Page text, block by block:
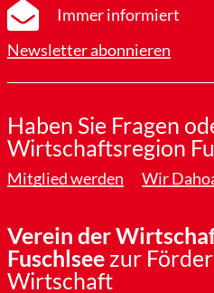
Immer informiert
Newsletter abonnieren
Haben Sie Fragen
Wirtschaftsregion
Mitglied werden Wir
Verein der
Fuschlseezur
Wirtschaft